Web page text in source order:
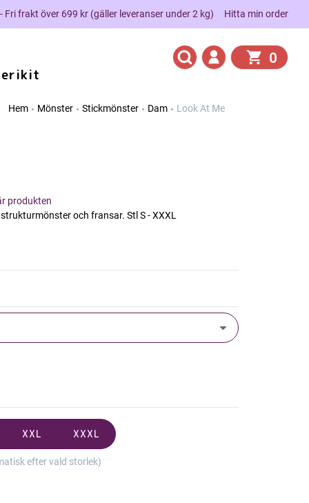
Fri frakt över 699 kr (gäller leveranser under 2 kg) Hitta min order
0
Hem Mönster Stickmönster Dam Look At Me
produkten
strukturmönster och fransar. Stl S - XXXL
XXL XXXL
efter vald storlek)